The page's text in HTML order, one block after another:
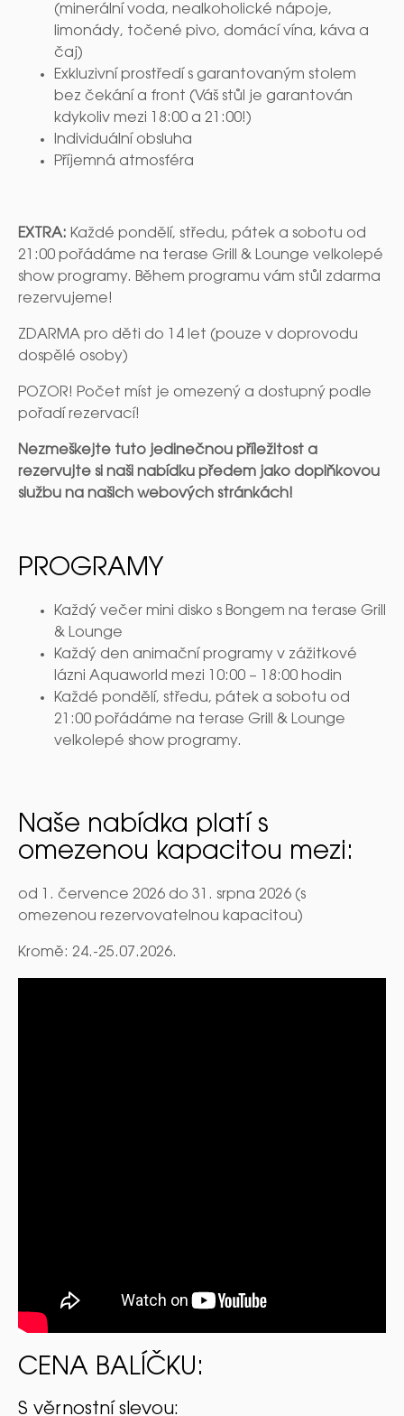
(minerální voda, nealkoholické nápoje,
limonády, točené pivo, domácí vína, káva a
čaj)
Exkluzivní prostředí s garantovaným stolem
bez čekání a front (Váš stůl je garantován
kdykoliv mezi 18:00 a 21:00!)
Individuální obsluha
Příjemná atmosféra
EXTRA: Každé pondělí, středu, pátek a sobotu od
21:00 pořádáme na terase Grill & Lounge velkolepé
show programy. Během programu vám stůl zdarma
rezervujeme!
ZDARMA pro děti do 14 let (pouze v doprovodu
dospělé osoby)
POZOR! Počet míst je omezený a dostupný podle
pořadí rezervací!
Nezmeškejte tuto jedinečnou příležitost a
rezervujte si naši nabídku předem jako doplňkovou
službu na našich webových stránkách!
PROGRAMY
Každý večer mini disko s Bongem na terase Grill
& Lounge
Každý den animační programy v zážitkové
lázni Aquaworld mezi 10:00 – 18:00 hodin
Každé pondělí, středu, pátek a sobotu od
21:00 pořádáme na terase Grill & Lounge
velkolepé show programy.
Naše nabídka platí s
omezenou kapacitou mezi:
od 1. července 2026 do 31. srpna 2026 (s
omezenou rezervovatelnou kapacitou)
Kromě: 24.-25.07.2026.
CENA BALÍČKU:
S věrnostní slevou: